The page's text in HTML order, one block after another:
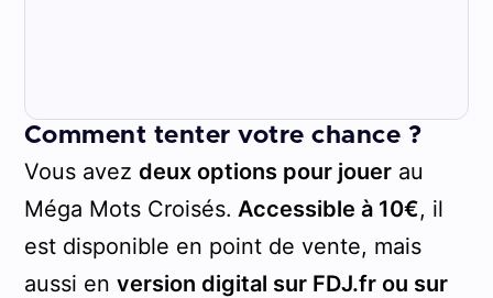
Comment tenter votre chance ?
Vous avez deux options pour jouerau
Méga Mots Croisés. Accessible à 10€, il
est disponible en point de vente, mais
aussi en version digital sur FDJ.fr ou sur